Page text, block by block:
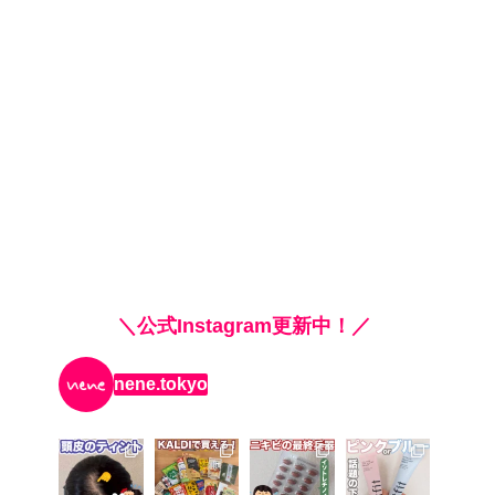
＼公式Instagram更新中！／
nene.tokyo